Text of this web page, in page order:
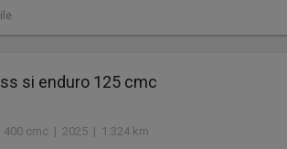
si enduro 125 cmc
cmc | 2025 | 1.324 km